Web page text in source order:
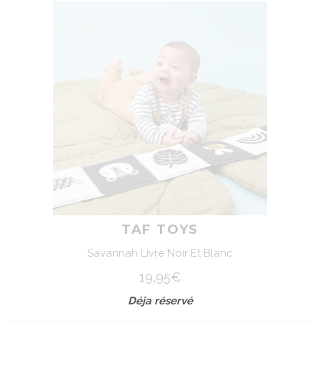
TAF TOYS
Savannah Livre Noir Et Blanc
19,95€
Déja réservé